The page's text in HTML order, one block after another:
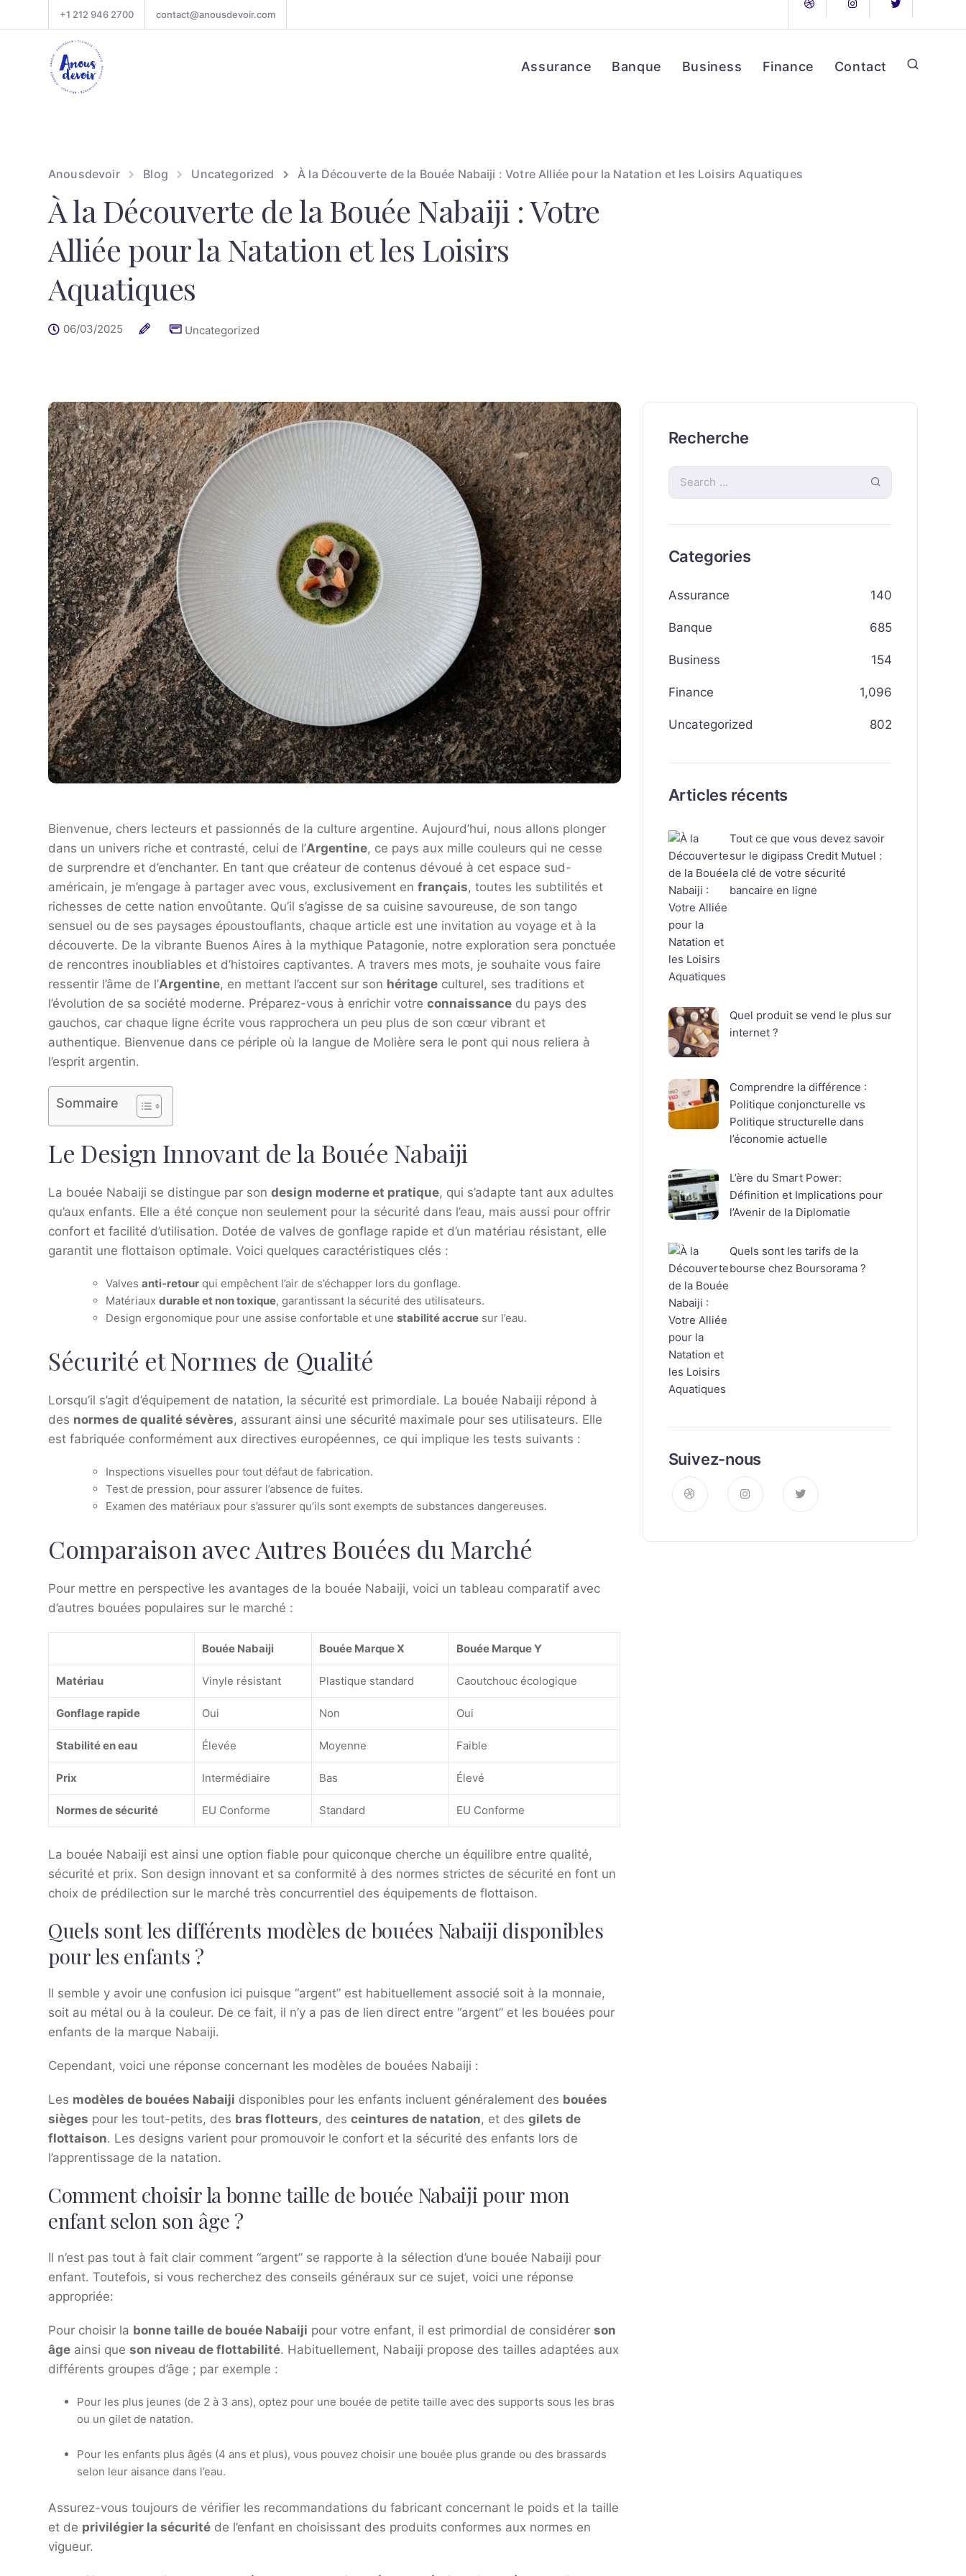
+1 212 946 2700 contact@anousdevoir.com
Assurance Banque Business Finance Contact
Anousdevoir Blog Uncategorized À la Découverte de la Bouée Nabaiji : Votre Alliée pour la Natation et les Loisirs Aquatiques
À la Découverte de la Bouée Nabaiji : Votre
Alliée pour la Natation et les Loisirs
Aquatiques
06/03/2025 Uncategorized
Bienvenue, chers lecteurs et passionnés de la culture argentine. Aujourd’hui, nous allons plonger
dans un univers riche et contrasté, celui de l’Argentine, ce pays aux mille couleurs qui ne cesse
de surprendre et d’enchanter. En tant que créateur de contenus dévoué à cet espace sud-
américain, je m’engage à partager avec vous, exclusivement en français, toutes les subtilités et
richesses de cette nation envoûtante. Qu’il s’agisse de sa cuisine savoureuse, de son tango
sensuel ou de ses paysages époustouflants, chaque article est une invitation au voyage et à la
découverte. De la vibrante Buenos Aires à la mythique Patagonie, notre exploration sera ponctuée
de rencontres inoubliables et d’histoires captivantes. A travers mes mots, je souhaite vous faire
ressentir l’âme de l’Argentine, en mettant l’accent sur son héritage culturel, ses traditions et
l’évolution de sa société moderne. Préparez-vous à enrichir votre connaissance du pays des
gauchos, car chaque ligne écrite vous rapprochera un peu plus de son cœur vibrant et
authentique. Bienvenue dans ce périple où la langue de Molière sera le pont qui nous reliera à
l’esprit argentin.
Sommaire
Le Design Innovant de la Bouée Nabaiji
La bouée Nabaiji se distingue par son design moderne et pratique, qui s’adapte tant aux adultes
qu’aux enfants. Elle a été conçue non seulement pour la sécurité dans l’eau, mais aussi pour offrir
confort et facilité d’utilisation. Dotée de valves de gonflage rapide et d’un matériau résistant, elle
garantit une flottaison optimale. Voici quelques caractéristiques clés :
Valves anti-retour qui empêchent l’air de s’échapper lors du gonflage.
Matériaux durable et non toxique, garantissant la sécurité des utilisateurs.
Design ergonomique pour une assise confortable et une stabilité accrue sur l’eau.
Sécurité et Normes de Qualité
Lorsqu’il s’agit d’équipement de natation, la sécurité est primordiale. La bouée Nabaiji répond à
des normes de qualité sévères, assurant ainsi une sécurité maximale pour ses utilisateurs. Elle
est fabriquée conformément aux directives européennes, ce qui implique les tests suivants :
Inspections visuelles pour tout défaut de fabrication.
Test de pression, pour assurer l’absence de fuites.
Examen des matériaux pour s’assurer qu’ils sont exempts de substances dangereuses.
Comparaison avec Autres Bouées du Marché
Pour mettre en perspective les avantages de la bouée Nabaiji, voici un tableau comparatif avec
d’autres bouées populaires sur le marché :
Bouée Nabaiji Bouée Marque X Bouée Marque Y
Matériau Vinyle résistant Plastique standard Caoutchouc écologique
Gonflage rapide Oui Non Oui
Stabilité en eau Élevée Moyenne Faible
Prix Intermédiaire Bas Élevé
Normes de sécurité EU Conforme Standard EU Conforme
La bouée Nabaiji est ainsi une option fiable pour quiconque cherche un équilibre entre qualité,
sécurité et prix. Son design innovant et sa conformité à des normes strictes de sécurité en font un
choix de prédilection sur le marché très concurrentiel des équipements de flottaison.
Quels sont les différents modèles de bouées Nabaiji disponibles
pour les enfants ?
Il semble y avoir une confusion ici puisque “argent” est habituellement associé soit à la monnaie,
soit au métal ou à la couleur. De ce fait, il n’y a pas de lien direct entre “argent” et les bouées pour
enfants de la marque Nabaiji.
Cependant, voici une réponse concernant les modèles de bouées Nabaiji :
Les modèles de bouées Nabaiji disponibles pour les enfants incluent généralement des bouées
sièges pour les tout-petits, des bras flotteurs, des ceintures de natation, et des gilets de
flottaison. Les designs varient pour promouvoir le confort et la sécurité des enfants lors de
l’apprentissage de la natation.
Comment choisir la bonne taille de bouée Nabaiji pour mon
enfant selon son âge ?
Il n’est pas tout à fait clair comment “argent” se rapporte à la sélection d’une bouée Nabaiji pour
enfant. Toutefois, si vous recherchez des conseils généraux sur ce sujet, voici une réponse
appropriée:
Pour choisir la bonne taille de bouée Nabaiji pour votre enfant, il est primordial de considérer son
âge ainsi que son niveau de flottabilité. Habituellement, Nabaiji propose des tailles adaptées aux
différents groupes d’âge ; par exemple :
Pour les plus jeunes (de 2 à 3 ans), optez pour une bouée de petite taille avec des supports sous les bras
ou un gilet de natation.
Pour les enfants plus âgés (4 ans et plus), vous pouvez choisir une bouée plus grande ou des brassards
selon leur aisance dans l’eau.
Assurez-vous toujours de vérifier les recommandations du fabricant concernant le poids et la taille
et de privilégier la sécurité de l’enfant en choisissant des produits conformes aux normes en
vigueur.
Recherche
Categories
Assurance 140
Banque 685
Business 154
Finance 1,096
Uncategorized 802
Articles récents
Tout ce que vous devez savoir
sur le digipass Credit Mutuel :
la clé de votre sécurité
bancaire en ligne
Quel produit se vend le plus sur
internet ?
Comprendre la différence :
Politique conjoncturelle vs
Politique structurelle dans
l’économie actuelle
L’ère du Smart Power:
Définition et Implications pour
l’Avenir de la Diplomatie
Quels sont les tarifs de la
bourse chez Boursorama ?
Suivez-nous